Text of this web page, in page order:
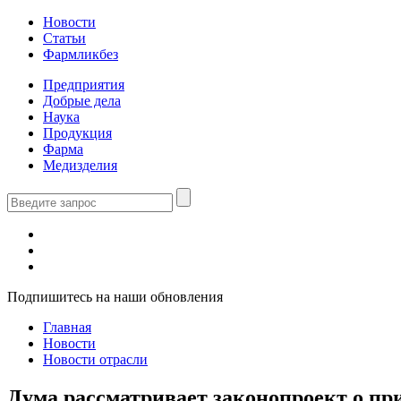
Новости
Статьи
Фармликбез
Предприятия
Добрые дела
Наука
Продукция
Фарма
Медизделия
Подпишитесь на наши обновления
Главная
Новости
Новости отрасли